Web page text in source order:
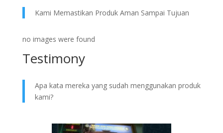
Kami Memastikan Produk Aman Sampai Tujuan
no images were found
Testimony
Apa kata mereka yang sudah menggunakan produk
kami?